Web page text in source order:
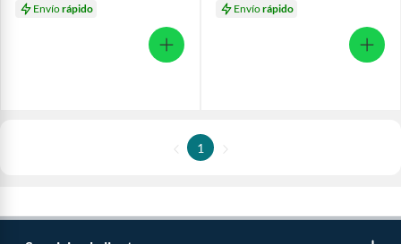
Envíorápido Envíorápido
1